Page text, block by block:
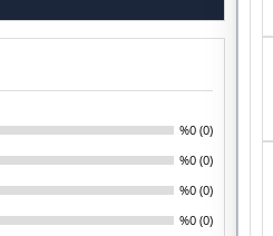
%0 (0)
%0 (0)
%0 (0)
%0 (0)